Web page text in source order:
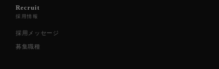
Recruit
採用情報
採用メッセージ
募集職種